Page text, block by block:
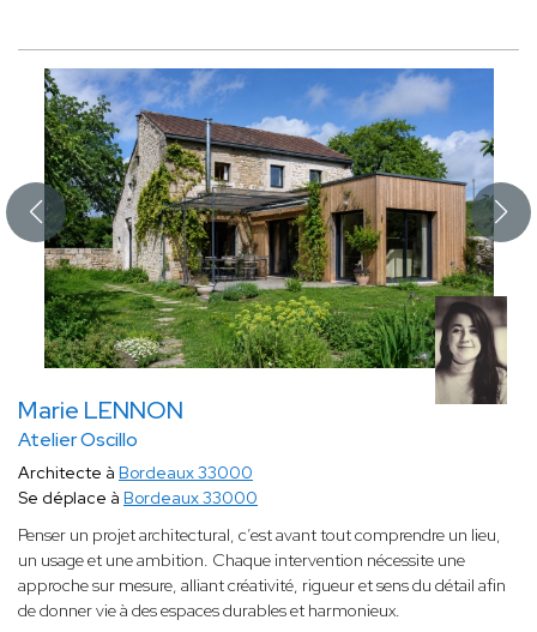
Marie LENNON
Atelier Oscillo
Architecte à Bordeaux 33000
Se déplace à Bordeaux 33000
Penser un projet architectural, c’est avant tout comprendre un lieu,
un usage et une ambition. Chaque intervention nécessite une
approche sur mesure, alliant créativité, rigueur et sens du détail afin
de donner vie à des espaces durables et harmonieux.